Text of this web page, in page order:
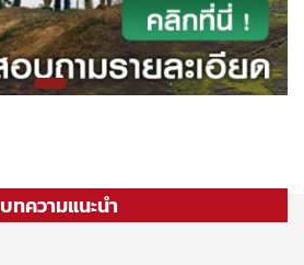
บทความแนะนำ